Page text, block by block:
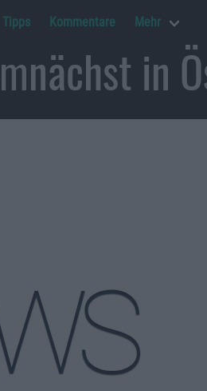
Tipps Kommentare Mehr
in